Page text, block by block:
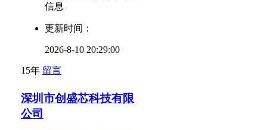
信息
更新时间：
2026-8-10 20:29:00
15年 留言
深圳市创盛芯科技有限
公司